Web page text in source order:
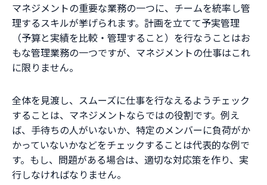
マネジメントの重要な業務の一つに、チームを統率し管
理するスキルが挙げられます。計画を立てて予実管理
（予算と実績を比較・管理すること）を行なうことはお
もな管理業務の一つですが、マネジメントの仕事はこれ
に限りません。
全体を見渡し、スムーズに仕事を行なえるようチェック
することは、マネジメントならではの役割です。例え
ば、手待ちの人がいないか、特定のメンバーに負荷がか
かっていないかなどをチェックすることは代表的な例で
す。もし、問題がある場合は、適切な対応策を作り、実
行しなければなりません。